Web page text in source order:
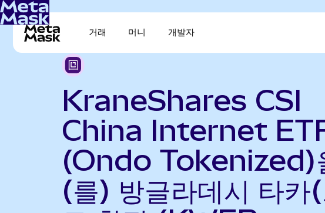
거래 머니 개발자
KraneShares CSI
China Internet
(Ondo Tokenized)
(를) 방글라데시 타카